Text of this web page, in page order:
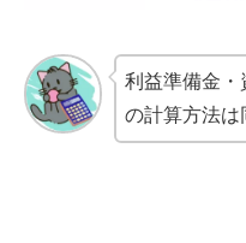
利益準備金・
の計算方法は